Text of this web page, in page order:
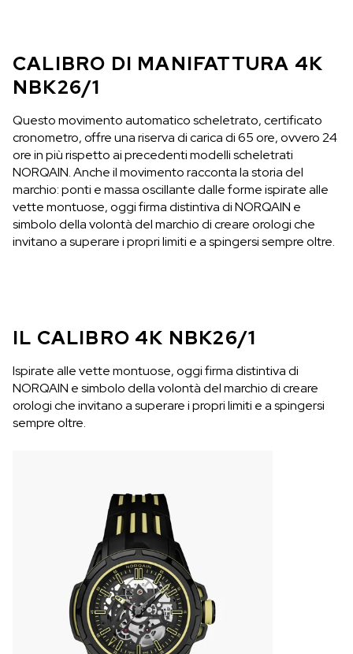
CALIBRO DI MANIFATTURA 4K
NBK26/1
Questo movimento automatico scheletrato, certificato
cronometro, offre una riserva di carica di 65 ore, ovvero 24
ore in più rispetto ai precedenti modelli scheletrati
NORQAIN. Anche il movimento racconta la storia del
marchio: ponti e massa oscillante dalle forme ispirate alle
vette montuose, oggi firma distintiva di NORQAIN e
simbolo della volontà del marchio di creare orologi che
invitano a superare i propri limiti e a spingersi sempre oltre.
IL CALIBRO 4K NBK26/1
Ispirate alle vette montuose, oggi firma distintiva di
NORQAIN e simbolo della volontà del marchio di creare
orologi che invitano a superare i propri limiti e a spingersi
sempre oltre.